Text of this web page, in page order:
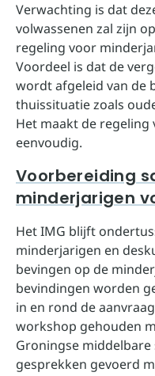
Verwachting is dat
volwassenen zal zijn
regeling voor
Voordeel is dat de
wordt afgeleid van de
thuissituatie zoals
Het maakt de
eenvoudig.
Voorbereiding
minderjarigen
Het IMG blijft
minderjarigen en
bevingen op de
bevindingen worden
in en rond de
workshop gehouden
Groningse
gesprekken gevoerd